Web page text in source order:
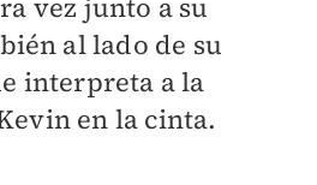
vez junto a su
al lado de su
interpreta a la
en la cinta.